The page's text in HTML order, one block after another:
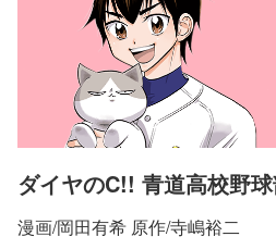
ダイヤのC!! 青道高校野
漫画/岡田有希 原作/寺嶋裕二